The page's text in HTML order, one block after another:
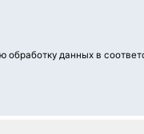
обработку данных в